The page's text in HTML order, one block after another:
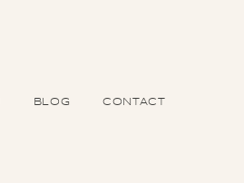
BLOG CONTACT